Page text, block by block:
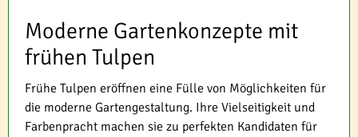
Moderne Gartenkonzepte mit
frühen Tulpen
Frühe Tulpen eröffnen eine Fülle von Möglichkeiten für
die moderne Gartengestaltung. Ihre Vielseitigkeit und
Farbenpracht machen sie zu perfekten Kandidaten für